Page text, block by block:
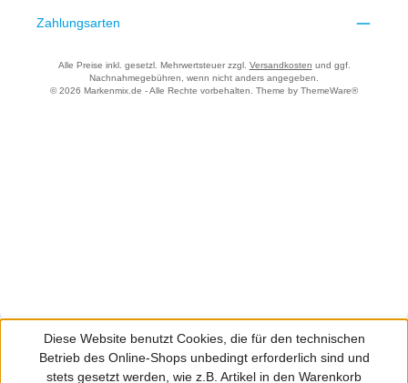
Zahlungsarten
Alle Preise inkl. gesetzl. Mehrwertsteuer zzgl. Versandkosten und ggf.
Nachnahmegebühren, wenn nicht anders angegeben.
© 2026 Markenmix.de - Alle Rechte vorbehalten. Theme by ThemeWare®
Diese Website benutzt Cookies, die für den technischen
Betrieb des Online-Shops unbedingt erforderlich sind und
stets gesetzt werden, wie z.B. Artikel in den Warenkorb